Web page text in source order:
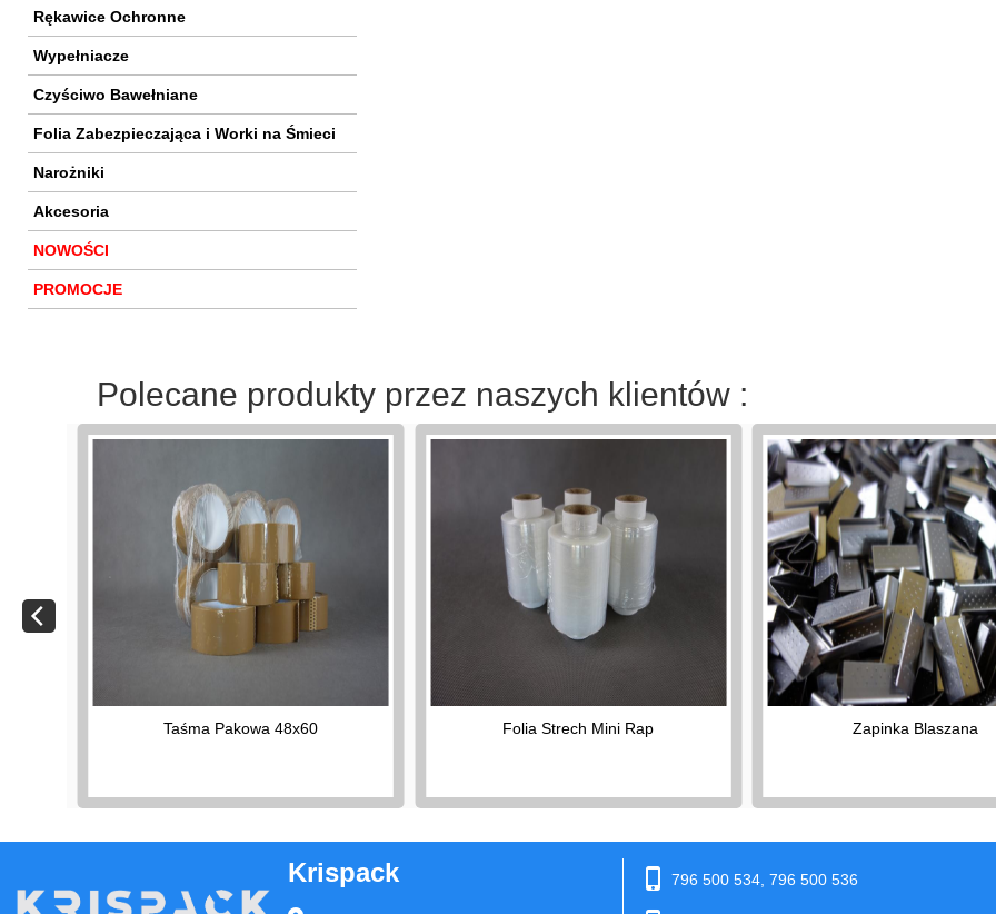
Rękawice Ochronne
Wypełniacze
Czyściwo Bawełniane
Folia Zabezpieczająca i Worki na Śmieci
Narożniki
Akcesoria
NOWOŚCI
PROMOCJE
Polecane produkty przez naszych klientów :
Taśma Pakowa 48x60 Folia Strech Mini Rap Zapinka Blaszana
Krispack phone_iphone 796 500 534, 796 500 536